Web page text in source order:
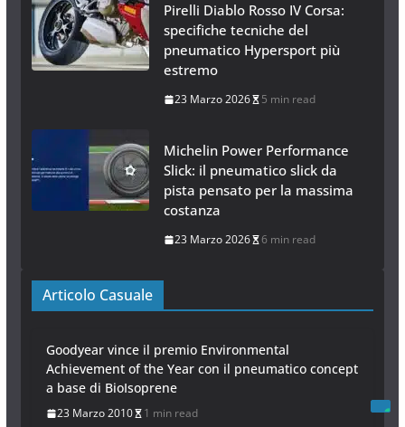
Pirelli Diablo Rosso IV Corsa:
specifiche tecniche del
pneumatico Hypersport più
estremo
23 Marzo 2026 5 min read
Michelin Power Performance
Slick: il pneumatico slick da
pista pensato per la massima
costanza
23 Marzo 2026 6 min read
Articolo Casuale
Goodyear vince il premio Environmental
Achievement of the Year con il pneumatico concept
a base di BioIsoprene
23 Marzo 2010 1 min read